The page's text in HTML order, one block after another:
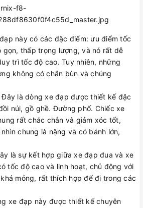
này có các đặc điểm: ưu điểm tốc
gọn, thấp trọng lượng, và nó rất dễ
trì tốc độ cao. Tuy nhiên, những
không có chắn bùn và chúng
Đây là dòng xe đạp được thiết kế đặc
núi, gồ ghề. Đường phố. Chiếc xe
rất chắc chắn và giảm xóc tốt,
chung là nặng và có bánh lớn,
là sự kết hợp giữa xe đạp đua và xe
tốc độ cao và linh hoạt, chủ động với
mỏng, rất thích hợp để đi trong các
xe đạp này được thiết kế chuyên